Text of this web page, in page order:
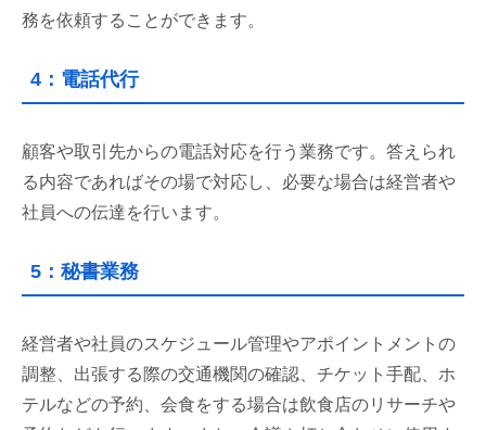
務を依頼することができます。
4：電話代行
顧客や取引先からの電話対応を行う業務です。答えられ
る内容であればその場で対応し、必要な場合は経営者や
社員への伝達を行います。
5：秘書業務
経営者や社員のスケジュール管理やアポイントメントの
調整、出張する際の交通機関の確認、チケット手配、ホ
テルなどの予約、会食をする場合は飲食店のリサーチや